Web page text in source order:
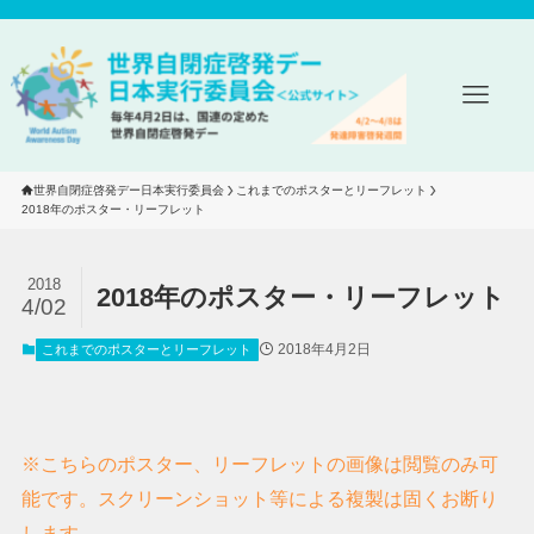
世界自閉症啓発デー日本実行委員会
これまでのポスターとリーフレット
2018年のポスター・リーフレット
2018年のポスター・リーフレット
2018
4/02
これまでのポスターとリーフレット 2018年4月2日
※こちらのポスター、リーフレットの画像は閲覧のみ可
能です。スクリーンショット等による複製は固くお断り